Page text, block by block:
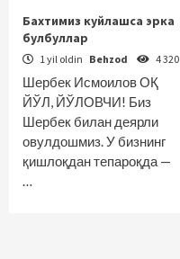
Бахтимиз куйлашса эрка
булбуллар
1 yil oldin Behzod 4 320
Шербек Исмоилов ОҚ
ЙЎЛ, ЙЎЛОВЧИ! Биз
Шербек билан деярли
овулдошмиз. У бизнинг
қишлоқдан тепароқда —
…